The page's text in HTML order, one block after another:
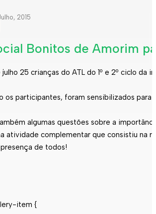
2015
Bonitos de Amorim
25 crianças do ATL do 1º e 2º ciclo
os participantes, foram sensibilizados
algumas questões sobre a
atividade complementar que consistiu na
de todos!
item {